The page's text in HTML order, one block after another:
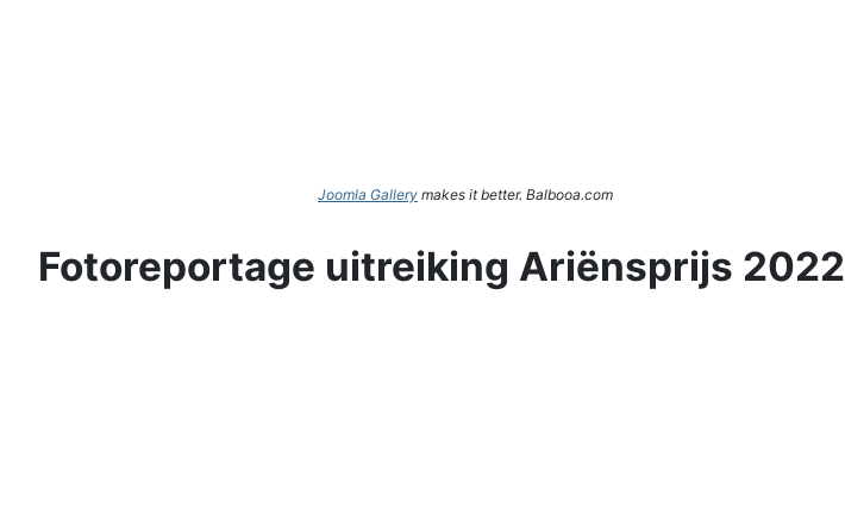
Joomla Gallery makes it better. Balbooa.com
Fotoreportage uitreiking Ariënsprijs 2022